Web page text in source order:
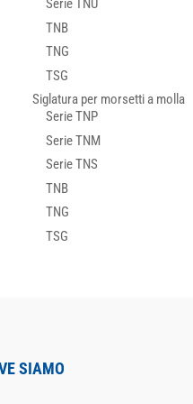
Serie TNU
TNB
TNG
TSG
Siglatura per morsetti a molla
Serie TNP
Serie TNM
Serie TNS
TNB
TNG
TSG
SIAMO